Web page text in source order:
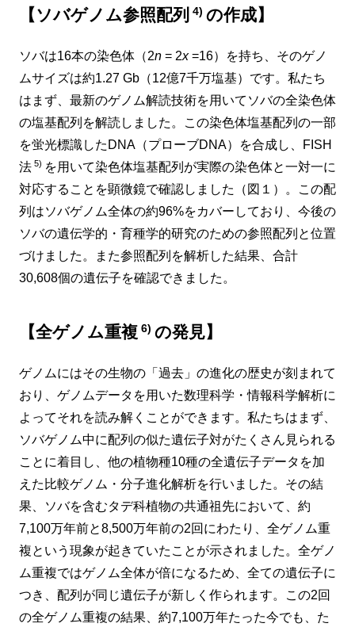
【ソバゲノム参照配列 4) の作成】
ソバは16本の染色体（2n = 2x=16）を持ち、そのゲノ
ムサイズは約1.27 Gb（12億7千万塩基）です。私たち
はまず、最新のゲノム解読技術を用いてソバの全染色体
の塩基配列を解読しました。この染色体塩基配列の一部
を蛍光標識したDNA（プローブDNA）を合成し、FISH
法 5) を用いて染色体塩基配列が実際の染色体と一対一に
対応することを顕微鏡で確認しました（図１）。この配
列はソバゲノム全体の約96%をカバーしており、今後の
ソバの遺伝学的・育種学的研究のための参照配列と位置
づけました。また参照配列を解析した結果、合計
30,608個の遺伝子を確認できました。
【全ゲノム重複 6) の発見】
ゲノムにはその生物の「過去」の進化の歴史が刻まれて
おり、ゲノムデータを用いた数理科学・情報科学解析に
よってそれを読み解くことができます。私たちはまず、
ソバゲノム中に配列の似た遺伝子対がたくさん見られる
ことに着目し、他の植物種10種の全遺伝子データを加
えた比較ゲノム・分子進化解析を行いました。その結
果、ソバを含むタデ科植物の共通祖先において、約
7,100万年前と8,500万年前の2回にわたり、全ゲノム重
複という現象が起きていたことが示されました。全ゲノ
ム重複ではゲノム全体が倍になるため、全ての遺伝子に
つき、配列が同じ遺伝子が新しく作られます。この2回
の全ゲノム重複の結果、約7,100万年たった今でも、た